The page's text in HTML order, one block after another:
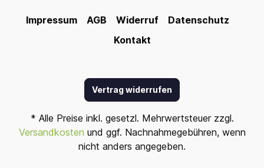
Impressum AGB Widerruf
Datenschutz
Kontakt
Vertrag widerrufen
* Alle Preise inkl. gesetzl. Mehrwertsteuer zzgl.
Versandkosten und ggf. Nachnahmegebühren, wenn
nicht anders angegeben.